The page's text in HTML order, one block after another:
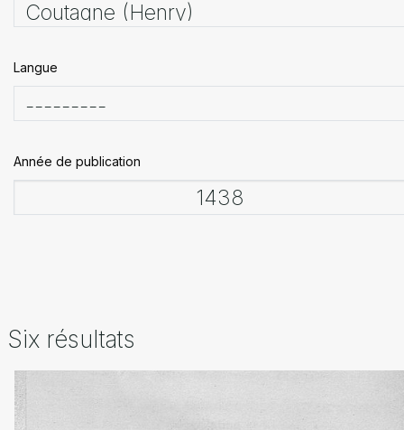
Langue
Année de publication
Six résultats